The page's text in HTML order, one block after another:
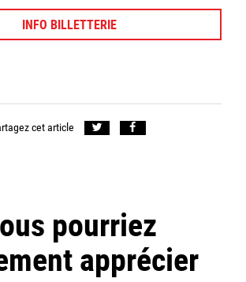
INFO BILLETTERIE
cet article
pourriez
apprécier